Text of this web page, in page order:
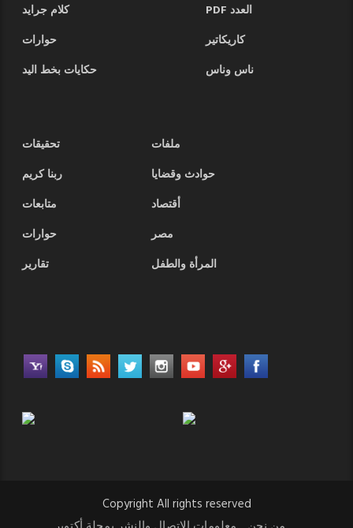
العدد PDF
كلام جرايد
كاريكاتير
حوارات
ناس وناس
حكايات بخط اليد
ملفات
تحقيقات
حوادث وقضايا
ربنا كريم
أقتصاد
متابعات
مصر
حوارات
المرأة والطفل
تقارير
Copyright All rights reserved